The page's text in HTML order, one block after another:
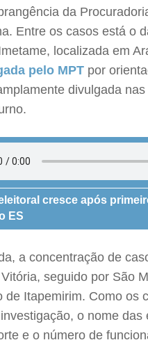
da
Entre os casos está o
localizada em
pelo MPT por
divulgada
cresce após
ES
a concentração de
seguido por São
de Itapemirim. Como os
o nome das
e o número de